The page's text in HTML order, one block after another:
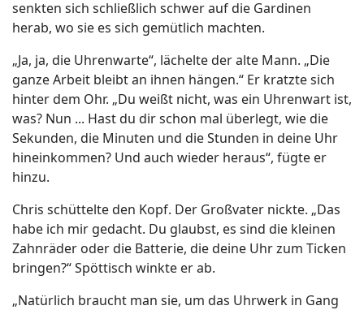
senkten sich schließlich schwer auf die Gardinen
herab, wo sie es sich gemütlich machten.
„Ja, ja, die Uhrenwarte“, lächelte der alte Mann. „Die
ganze Arbeit bleibt an ihnen hängen.“ Er kratzte sich
hinter dem Ohr. „Du weißt nicht, was ein Uhrenwart ist,
was? Nun ... Hast du dir schon mal überlegt, wie die
Sekunden, die Minuten und die Stunden in deine Uhr
hineinkommen? Und auch wieder heraus“, fügte er
hinzu.
Chris schüttelte den Kopf. Der Großvater nickte. „Das
habe ich mir gedacht. Du glaubst, es sind die kleinen
Zahnräder oder die Batterie, die deine Uhr zum Ticken
bringen?“ Spöttisch winkte er ab.
„Natürlich braucht man sie, um das Uhrwerk in Gang